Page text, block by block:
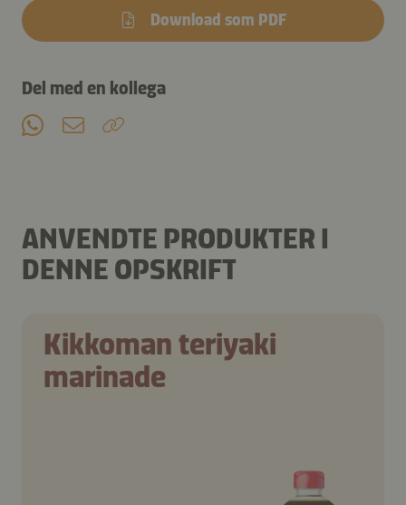
Download som PDF
Del med en kollega
ANVENDTE PRODUKTER I
DENNE OPSKRIFT
Kikkoman teriyaki
marinade